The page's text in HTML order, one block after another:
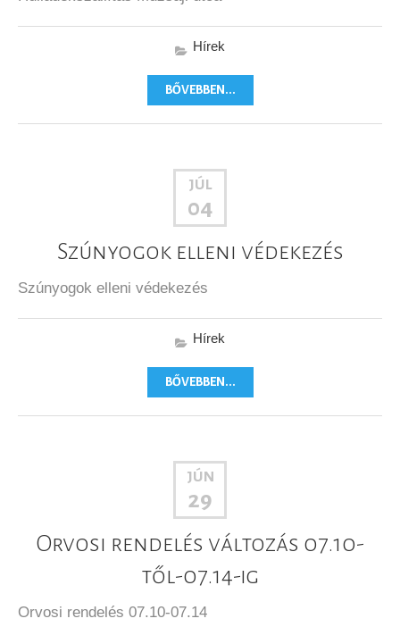
Hírek
BŐVEBBEN...
JÚL
04
Szúnyogok elleni védekezés
Szúnyogok elleni védekezés
Hírek
BŐVEBBEN...
JÚN
29
Orvosi rendelés változás 07.10-
től-07.14-ig
Orvosi rendelés 07.10-07.14